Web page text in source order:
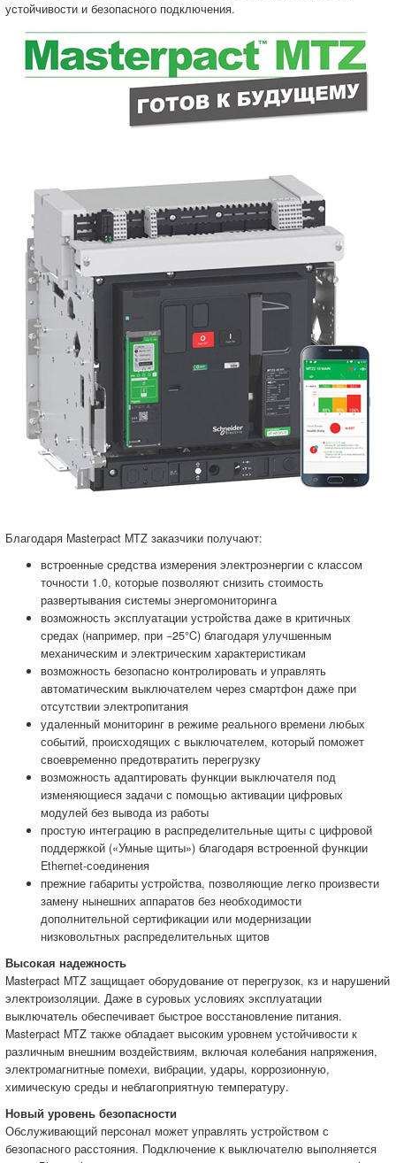
устойчивости и безопасного подключения.
Благодаря Masterpact MTZ заказчики получают:
встроенные средства измерения электроэнергии с классом
точности 1.0, которые позволяют снизить стоимость
развертывания системы энергомониторинга
возможность эксплуатации устройства даже в критичных
средах (например, при −25°C) благодаря улучшенным
механическим и электрическим характеристикам
возможность безопасно контролировать и управлять
автоматическим выключателем через смартфон даже при
отсутствии электропитания
удаленный мониторинг в режиме реального времени любых
событий, происходящих с выключателем, который поможет
своевременно предотвратить перегрузку
возможность адаптировать функции выключателя под
изменяющиеся задачи с помощью активации цифровых
модулей без вывода из работы
простую интеграцию в распределительные щиты с цифровой
поддержкой («Умные щиты») благодаря встроенной функции
Ethernet-соединения
прежние габариты устройства, позволяющие легко произвести
замену нынешних аппаратов без необходимости
дополнительной сертификации или модернизации
низковольтных распределительных щитов
Высокая надежность
Masterpact MTZ защищает оборудование от перегрузок, кз и нарушений
электроизоляции. Даже в суровых условиях эксплуатации
выключатель обеспечивает быстрое восстановление питания.
Masterpact MTZ также обладает высоким уровнем устойчивости к
различным внешним воздействиям, включая колебания напряжения,
электромагнитные помехи, вибрации, удары, коррозионную,
химическую среды и неблагоприятную температуру.
Новый уровень безопасности
Обслуживающий персонал может управлять устройством с
безопасного расстояния. Подключение к выключателю выполняется